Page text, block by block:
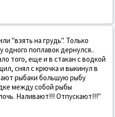
"взять на грудь". Только
одного поплавок дернулся..
того, еще и в стакан с водкой
снял с крючка и выкинул в
рыбаки большую рыбу
между собой рыбы
Наливают!!! Отпускают!!!"